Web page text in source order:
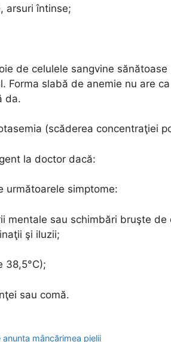
arsuri întinse;
de celulele sangvine
Forma slabă de anemie nu are
da.
(scăderea concentraţiei
la doctor dacă:
următoarele simptome:
mentale sau schimbări bruşte
şi iluzii;
38,5°C);
sau comă.
mâncărimea pielii